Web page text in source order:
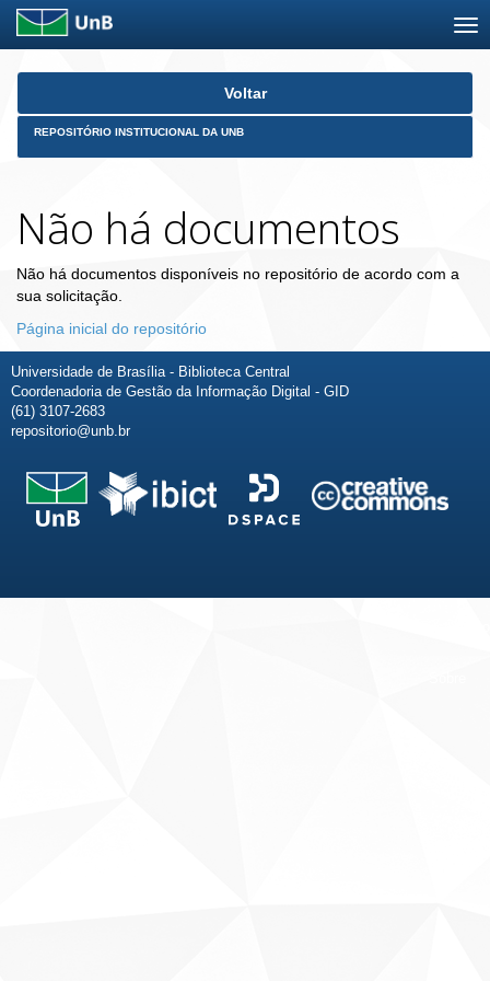
Skip
Voltar
REPOSITÓRIO INSTITUCIONAL DA UNB
Não há documentos
Não há documentos disponíveis no repositório de acordo com a
sua solicitação.
Página inicial do repositório
Universidade de Brasília - Biblioteca Central
Coordenadoria de Gestão da Informação Digital - GID
(61) 3107-2683
repositorio@unb.br